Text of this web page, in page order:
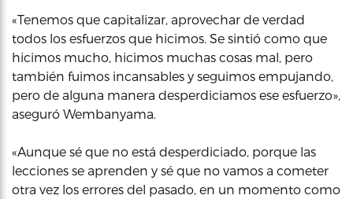
«Tenemos que capitalizar, aprovechar de verdad
todos los esfuerzos que hicimos. Se sintió como que
hicimos mucho, hicimos muchas cosas mal, pero
también fuimos incansables y seguimos empujando,
pero de alguna manera desperdiciamos ese esfuerzo»,
aseguró Wembanyama.
«Aunque sé que no está desperdiciado, porque las
lecciones se aprenden y sé que no vamos a cometer
otra vez los errores del pasado, en un momento como